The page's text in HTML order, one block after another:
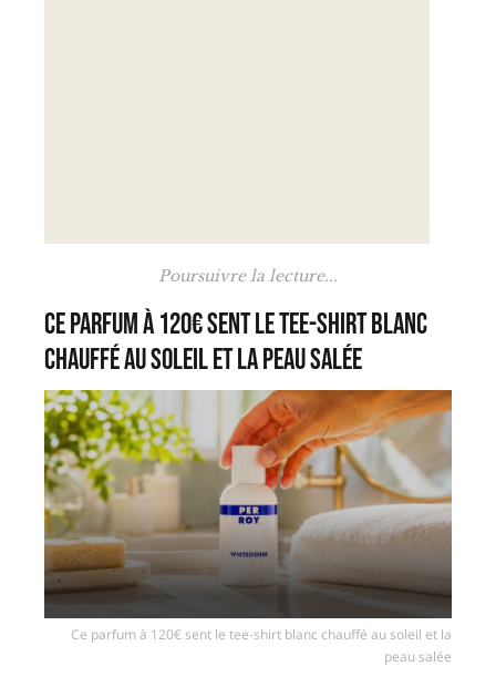
Poursuivre la lecture...
Ce parfum à 120€ sent le tee-shirt blanc
chauffé au soleil et la peau salée
Ce parfum à 120€ sent le tee-shirt blanc chauffé au soleil et la
peau salée